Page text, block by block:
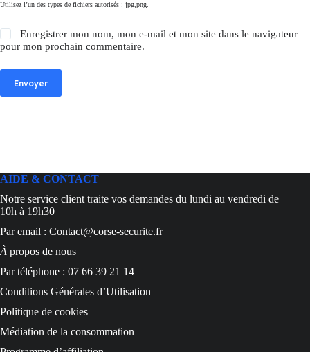
Utilisez l’un des types de fichiers autorisés : jpg,png.
Enregistrer mon nom, mon e-mail et mon site dans le navigateur
pour mon prochain commentaire.
Envoyer
AIDE & CONTACT
Notre service client traite vos demandes du lundi au vendredi de
10h à 19h30
Par email : Contact@corse-securite.fr
À propos de nous
Par téléphone : 07 66 39 21 14
Conditions Générales d’Utilisation
Politique de cookies
Médiation de la consommation